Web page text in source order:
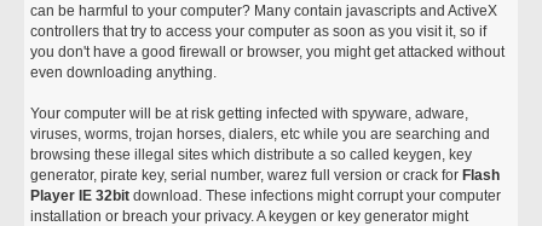
can be harmful to your computer? Many contain javascripts and ActiveX
controllers that try to access your computer as soon as you visit it, so if
you don't have a good firewall or browser, you might get attacked without
even downloading anything.
Your computer will be at risk getting infected with spyware, adware,
viruses, worms, trojan horses, dialers, etc while you are searching and
browsing these illegal sites which distribute a so called keygen, key
generator, pirate key, serial number, warez full version or crack for Flash
Player IE 32bit download. These infections might corrupt your computer
installation or breach your privacy. A keygen or key generator might